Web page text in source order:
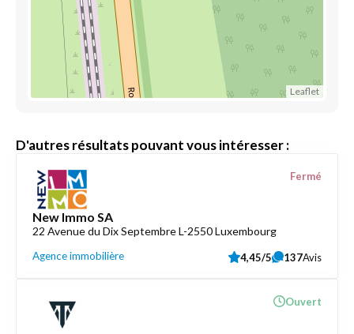
Leaflet
D'autres résultats pouvant vous intéresser :
New Immo SA
22 Avenue du Dix Septembre L-2550 Luxembourg
Agence immobilière
Fermé
4,45/5 137Avis
Ouvert